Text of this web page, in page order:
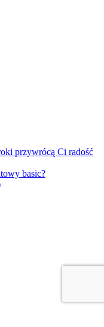
przywrócą Ci radość
basic?